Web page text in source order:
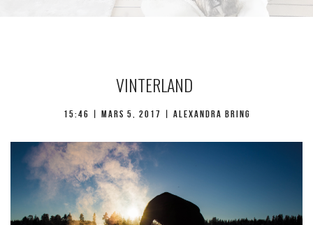
VINTERLAND
15:46 | mars 5, 2017 | Alexandra Bring